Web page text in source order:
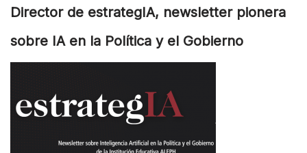
Director de estrategIA, newsletter pionera
sobre IA en la Política y el Gobierno